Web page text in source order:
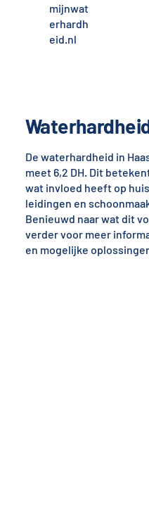
mijnwat
erhardh
eid.nl
De waterhardheid in
meet 6,2 DH. Dit
wat invloed heeft op
leidingen en
Benieuwd naar wat dit
verder voor meer
en mogelijke